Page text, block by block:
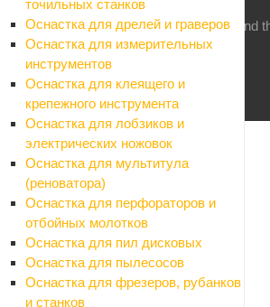
точильных станков
Оснастка для дрелей и граверов
Оснастка для измерительных
инструментов
Оснастка для клеящего и
крепежного инструмента
Оснастка для лобзиков и
электрических ножовок
Оснастка для мультитула
(реноватора)
Оснастка для перфораторов и
отбойных молотков
Оснастка для пил дисковых
Оснастка для пылесосов
Оснастка для фрезеров, рубанков
и станков
строительства
This site is protected by reCAPTCHA and
PolicyandTerms of Serviceapply.
Каталог
Назад
Каталог
Стройматериалы
Назад
Стройматериалы
Алюминиевые листы и профиля
Назад
Алюминиевые листы и профиля